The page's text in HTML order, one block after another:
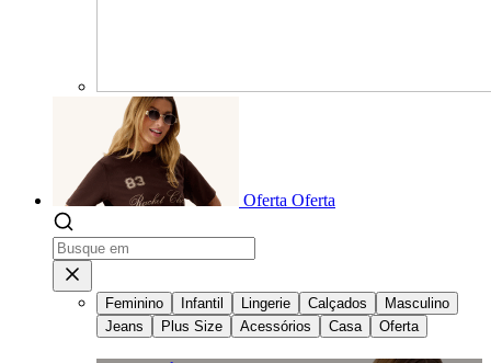
Oferta Oferta
Feminino Infantil Lingerie Calçados
Masculino
Jeans
Plus Size Acessórios Casa Oferta